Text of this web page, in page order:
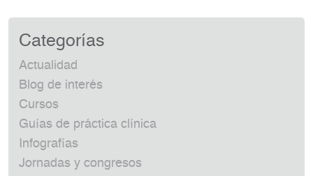
Categorías
Actualidad
Blog de interés
Cursos
Guías de práctica clínica
Infografías
Jornadas y congresos